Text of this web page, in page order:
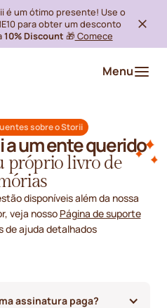
é um ótimo presente! Use o
para obter um desconto
10% Discount 🎁 Comece
Menu
sobre o Storii
um ente querido
próprio livro de
disponíveis além da nossa
veja nosso Página de suporte
de ajuda detalhados
assinatura paga?